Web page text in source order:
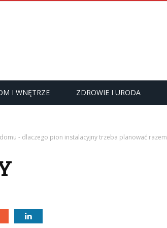
I WNĘTRZE ZDROWIE I URODA
- dlaczego pion instalacyjny trzeba planować razem